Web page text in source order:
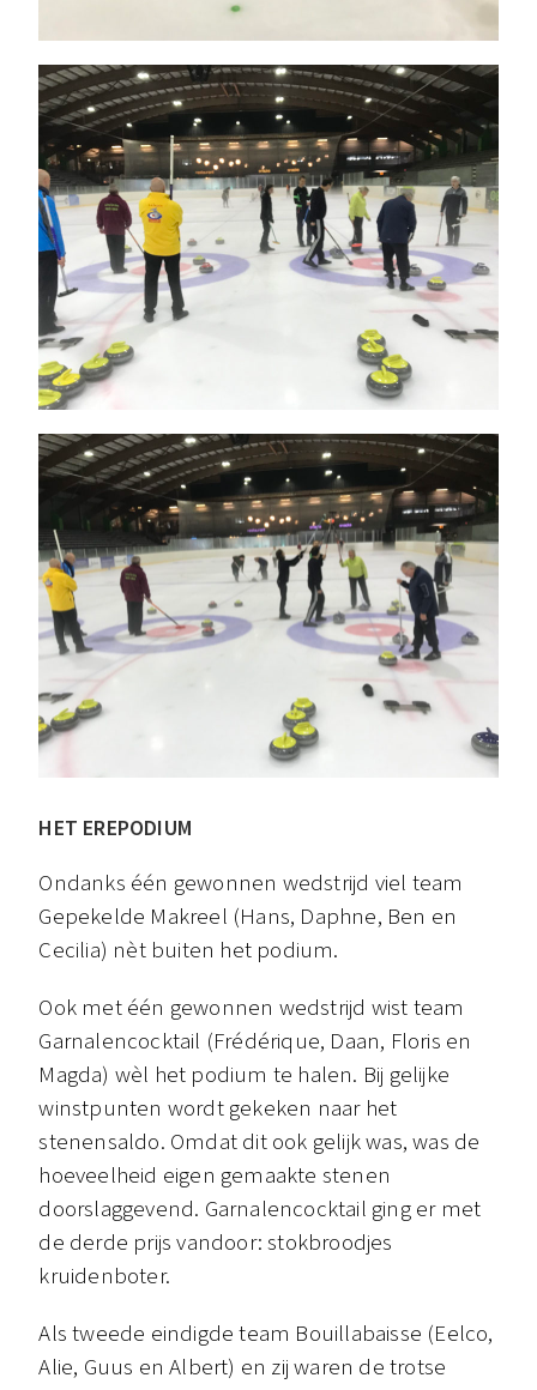
HET EREPODIUM
Ondanks één gewonnen wedstrijd viel team
Gepekelde Makreel (Hans, Daphne, Ben en
Cecilia) nèt buiten het podium.
Ook met één gewonnen wedstrijd wist team
Garnalencocktail (Frédérique, Daan, Floris en
Magda) wèl het podium te halen. Bij gelijke
winstpunten wordt gekeken naar het
stenensaldo. Omdat dit ook gelijk was, was de
hoeveelheid eigen gemaakte stenen
doorslaggevend. Garnalencocktail ging er met
de derde prijs vandoor: stokbroodjes
kruidenboter.
Als tweede eindigde team Bouillabaisse (Eelco,
Alie, Guus en Albert) en zij waren de trotse